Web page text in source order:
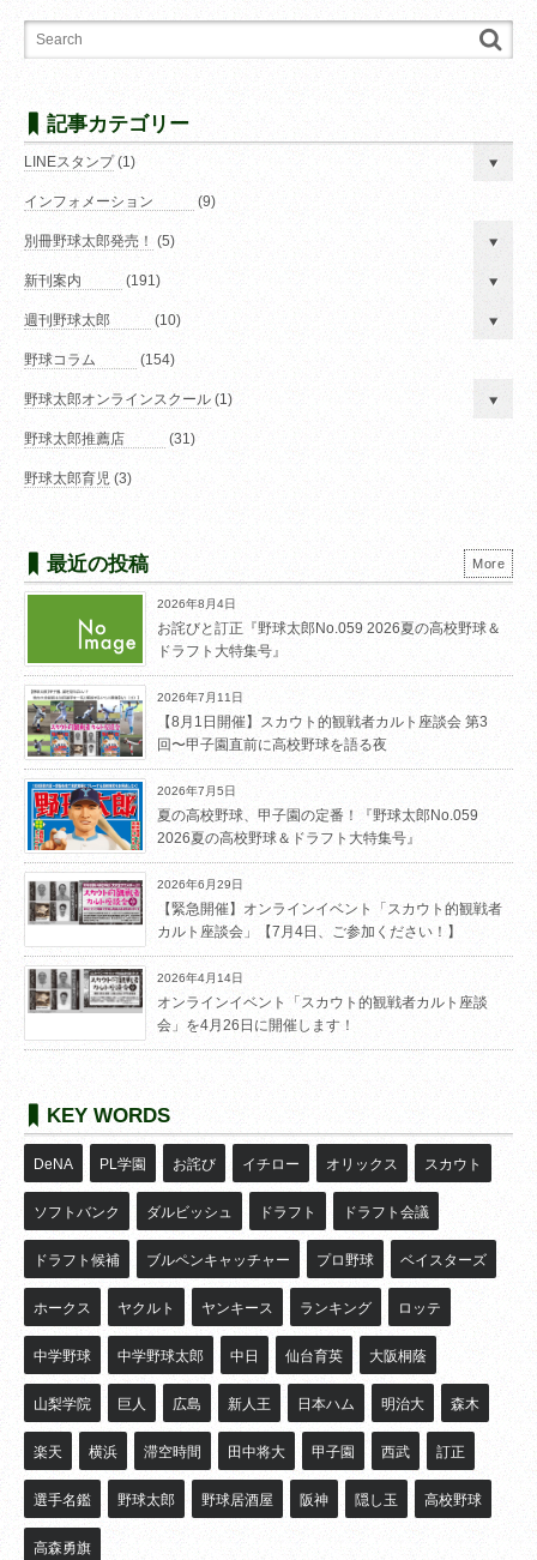
記事カテゴリー
LINEスタンプ(1)
インフォメーション (9)
別冊野球太郎発売！ (5)
新刊案内 (191)
週刊野球太郎 (10)
野球コラム (154)
野球太郎オンラインスクール (1)
野球太郎推薦店 (31)
野球太郎育児 (3)
最近の投稿
2026年8月4日
お詫びと訂正『野球太郎No.059 2026夏の高校野球＆
ドラフト大特集号』
2026年7月11日
【8月1日開催】スカウト的観戦者カルト座談会 第3
回〜甲子園直前に高校野球を語る夜
2026年7月5日
夏の高校野球、甲子園の定番！『野球太郎No.059
2026夏の高校野球＆ドラフト大特集号』
2026年6月29日
【緊急開催】オンラインイベント「スカウト的観戦者
カルト座談会」【7月4日、ご参加ください！】
2026年4月14日
オンラインイベント「スカウト的観戦者カルト座談
会」を4月26日に開催します！
More
KEY WORDS
DeNA PL学園 お詫び イチロー オリックス スカウト
ソフトバンク ダルビッシュ ドラフト ドラフト会議
ドラフト候補 ブルペンキャッチャー プロ野球 ベイスターズ
ホークス ヤクルト ヤンキース ランキング ロッテ
中学野球 中学野球太郎 中日 仙台育英 大阪桐蔭
山梨学院 巨人 広島 新人王 日本ハム 明治大 森木
楽天 横浜 滞空時間 田中将大 甲子園 西武 訂正
選手名鑑 野球太郎 野球居酒屋 阪神 隠し玉 高校野球
高森勇旗